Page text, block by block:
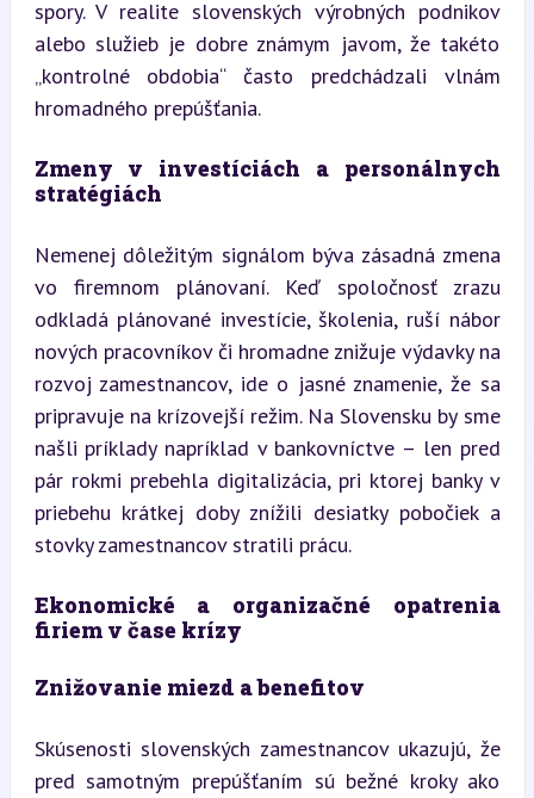
spory. V realite slovenských výrobných podnikov
alebo služieb je dobre známym javom, že takéto
„kontrolné obdobia“ často predchádzali vlnám
hromadného prepúšťania.
Zmeny v investíciách a personálnych
stratégiách
Nemenej dôležitým signálom býva zásadná zmena
vo firemnom plánovaní. Keď spoločnosť zrazu
odkladá plánované investície, školenia, ruší nábor
nových pracovníkov či hromadne znižuje výdavky na
rozvoj zamestnancov, ide o jasné znamenie, že sa
pripravuje na krízovejší režim. Na Slovensku by sme
našli príklady napríklad v bankovníctve – len pred
pár rokmi prebehla digitalizácia, pri ktorej banky v
priebehu krátkej doby znížili desiatky pobočiek a
stovky zamestnancov stratili prácu.
Ekonomické a organizačné opatrenia
firiem v čase krízy
Znižovanie miezd a benefitov
Skúsenosti slovenských zamestnancov ukazujú, že
pred samotným prepúšťaním sú bežné kroky ako